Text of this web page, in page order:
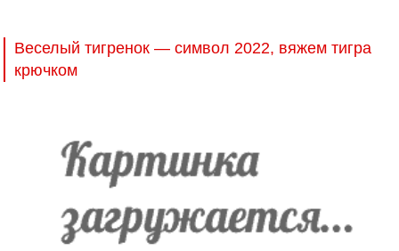
Веселый тигренок — символ 2022, вяжем тигра
крючком